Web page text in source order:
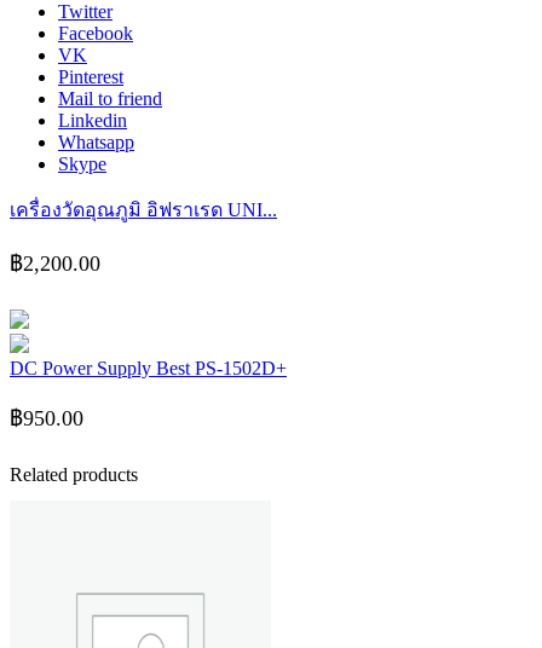
หัวต่อ Twitter
Facebook
VK
Pinterest
Mail to friend
Linkedin
Whatsapp
Skype
เครื่องวัดอุณภูมิ อิฟราเรด UNI...
฿2,200.00
DC Power Supply Best PS-1502D+
฿950.00
Related products